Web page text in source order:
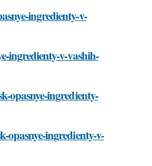
ingredienty-v-
ingredienty-v-vashih-
opasnye-ingredienty-
ingredienty-v-